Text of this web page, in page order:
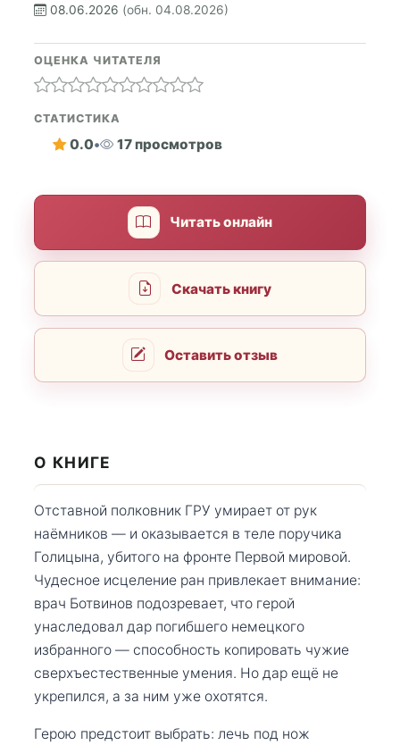
08.06.2026 (обн. 04.08.2026)
ОЦЕНКА ЧИТАТЕЛЯ
СТАТИСТИКА
0.0• 17 просмотров
Читать онлайн
Скачать книгу
Оставить отзыв
О КНИГЕ
Отставной полковник ГРУ умирает от рук
наёмников — и оказывается в теле поручика
Голицына, убитого на фронте Первой мировой.
Чудесное исцеление ран привлекает внимание:
врач Ботвинов подозревает, что герой
унаследовал дар погибшего немецкого
избранного — способность копировать чужие
сверхъестественные умения. Но дар ещё не
укрепился, а за ним уже охотятся.
Герою предстоит выбрать: лечь под нож